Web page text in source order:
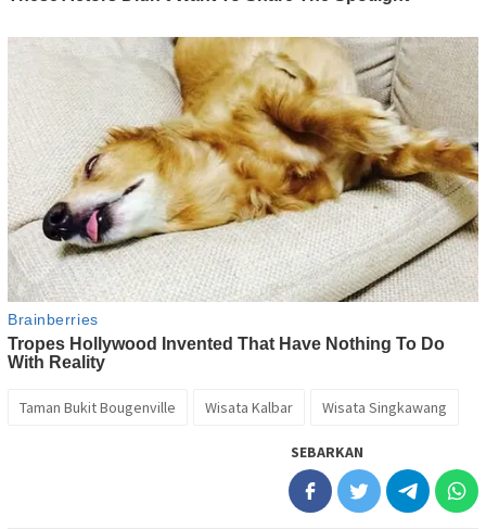
Taman Bukit Bougenville Wisata Kalbar Wisata Singkawang
SEBARKAN